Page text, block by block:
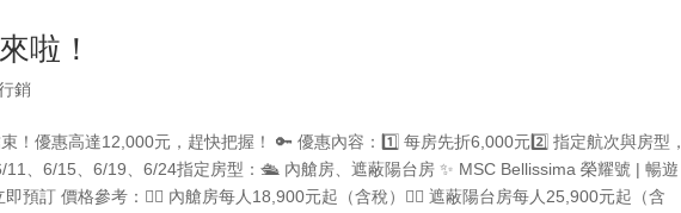
啦！
銷
！優惠高達12,000元，趕快把握！ 🔑 優惠內容：1️⃣ 每房先折6,000元2️⃣ 指定航次與房型，
、6/15、6/19、6/24指定房型：🛳️ 內艙房、遮蔽陽台房 ✨ MSC Bellissima 榮耀號 | 暢遊
預訂 價格參考：👉🏻 內艙房每人18,900元起（含稅）👉🏻 遮蔽陽台房每人25,900元起（含